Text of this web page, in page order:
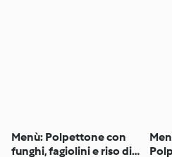
Menù: Polpettone con
funghi, fagiolini e riso di